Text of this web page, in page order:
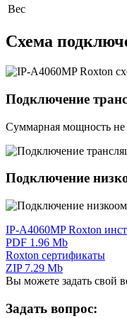
Вес
Схема
Подключение
Суммарная мощность
Подключение
IP-A4060MP Roxton
PDF 1.96 Mb
Roxton сертификаты
ZIP 7.29 Mb
Вы можете задать свой
Задать вопрос: